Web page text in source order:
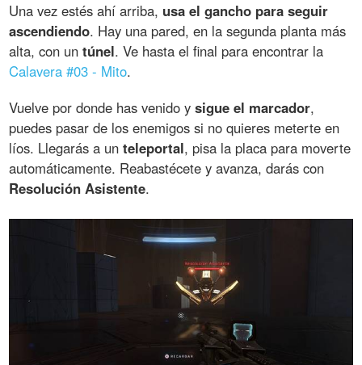
Una vez estés ahí arriba, usa el gancho para seguir
ascendiendo. Hay una pared, en la segunda planta más
alta, con untúnel. Ve hasta el final para encontrar la
Calavera #03 - Mito.
Vuelve por donde has venido ysigue el marcador,
puedes pasar de los enemigos si no quieres meterte en
líos. Llegarás a unteleportal, pisa la placa para moverte
automáticamente. Reabastécete y avanza, darás con
Resolución Asistente.